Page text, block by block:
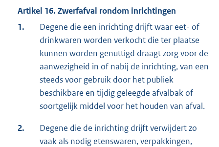
Artikel 16. Zwerfafval rondom inrichtingen
1.
Degene die een inrichting drijft waar eet- of
drinkwaren worden verkocht die ter plaatse
kunnen worden genuttigd draagt zorg voor de
aanwezigheid in of nabij de inrichting, van een
steeds voor gebruik door het publiek
beschikbare en tijdig geleegde afvalbak of
soortgelijk middel voor het houden van afval.
2.
Degene die de inrichting drijft verwijdert zo
vaak als nodig etenswaren, verpakkingen,